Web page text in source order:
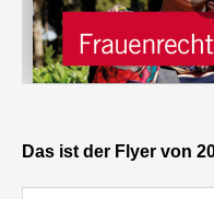
Das ist der Flyer von